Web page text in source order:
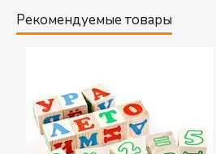
Рекомендуемые товары